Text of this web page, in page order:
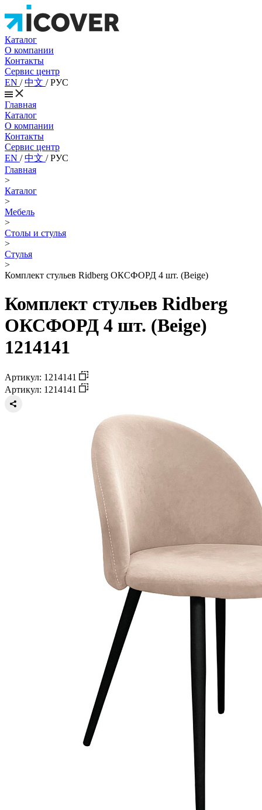
Каталог
О компании
Контакты
Сервис центр
EN /中文 /РУС
Главная
Каталог
О компании
Контакты
Сервис центр
EN /中文 /РУС
Главная
>
Каталог
>
Мебель
>
Столы и стулья
>
Стулья
>
Комплект стульев Ridberg ОКСФОРД 4 шт. (Beige)
Комплект стульев Ridberg
ОКСФОРД 4 шт. (Beige)
1214141
Артикул: 1214141
Артикул: 1214141